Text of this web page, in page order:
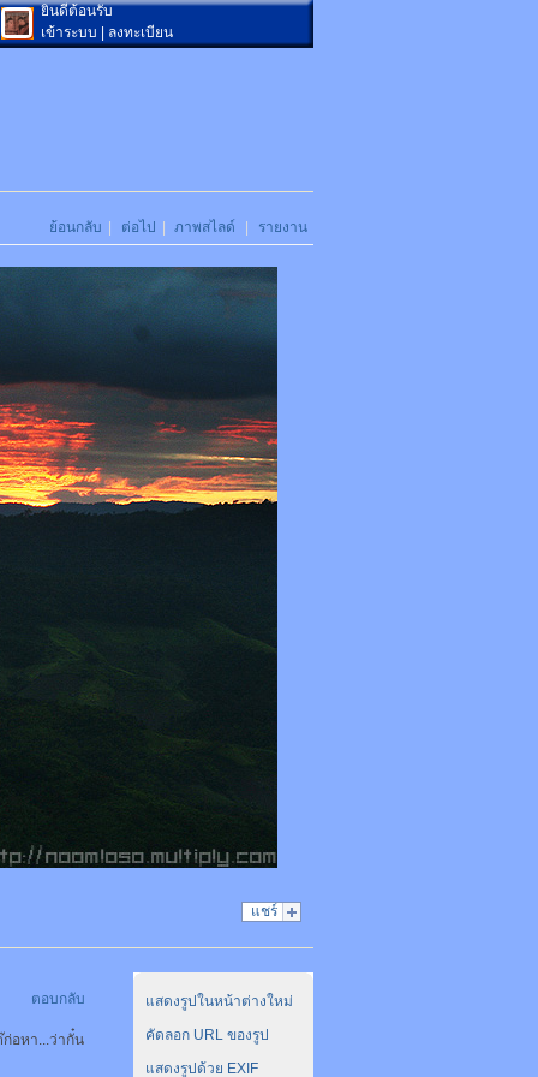
ยินดีต้อนรับ
เข้าระบบ
ลงทะเบียน
ย้อนกลับ ต่อไป ภาพสไลด์ รายงาน
แชร์
ตอบกลับ
อหา...ว่ากั๋น
แสดงรูปในหน้าต่างใหม่
คัดลอก URL ของรูป
แสดงรูปด้วย EXIF